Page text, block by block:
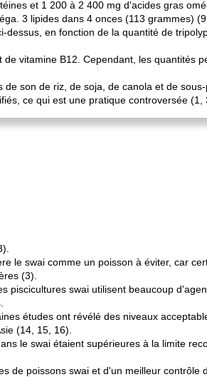
et 1 200 à 2 400 mg d'acides gras
3 lipides dans 4 onces (113 grammes)
en fonction de la quantité de
vitamine B12. Cependant, les quantités
son de riz, de soja, de canola et de sous-
ce qui est une pratique controversée (1,
le swai comme un poisson à éviter, car
(3).
piscicultures swai utilisent beaucoup
études ont révélé des niveaux
(14, 15, 16).
le swai étaient supérieures à la limite
de poissons swai et d'un meilleur contrôle